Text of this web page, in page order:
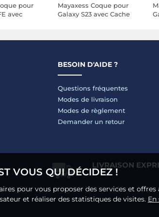
pour
avec
Rouge
Mayaxess Coque pour
Galaxy S23 avec Cache
Rouge
BESOIN D'AIDE ?
Questions fréquentes
Modes de livraison
Modes de règlement
Demander un retour
LIVRAISON
VOUS QUI DÉCIDEZ !
pour vous proposer des services et
et réaliser des statistiques de visites. En